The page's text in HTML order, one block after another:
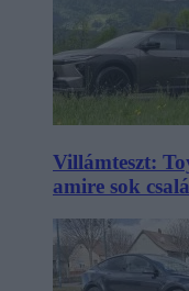
Villámteszt:
amire sok